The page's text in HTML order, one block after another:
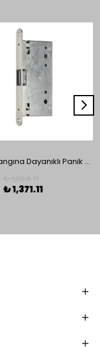
İseo Yangına Dayanıklı Panik Fonksiyonlu Pasif Kanat İçin Gömme Kilit
₺ 1,371.11